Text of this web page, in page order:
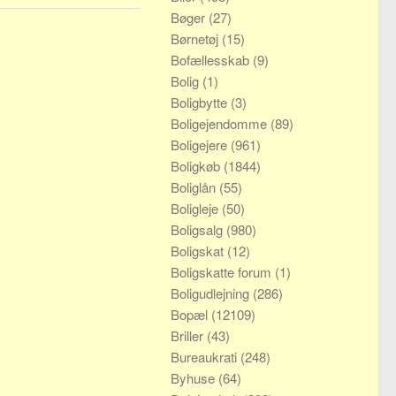
Bøger (27)
Børnetøj (15)
Bofællesskab (9)
Bolig (1)
Boligbytte (3)
Boligejendomme (89)
Boligejere (961)
Boligkøb (1844)
Boliglån (55)
Boligleje (50)
Boligsalg (980)
Boligskat (12)
Boligskatte forum (1)
Boligudlejning (286)
Bopæl (12109)
Briller (43)
Bureaukrati (248)
Byhuse (64)